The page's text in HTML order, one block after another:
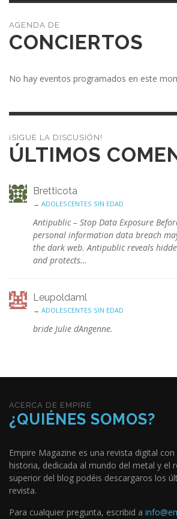
CONCIERTOS
No hay eventos programados en este
¡SIGUE LA DISCUSIÓN!
ÚLTIMOS
Bretticota
→ ADOLESCENTES SIN EDAD
Antipublic – Stop Data Exposure
personal information data breach
the dark web. Antipublic reveals
and protects…
Leupoldaml
→ ADOLESCENTES SIN EDAD
bride Julie dAngenne.
ACERCA DE EMPIRE
¿QUIÉNES SOMOS?
Empire Magazine es una revista digital
historia, dedicada al mundo del metal y el
superior del blog podéis descargaros los
revista.
Para cualquier pregunta, escribid a